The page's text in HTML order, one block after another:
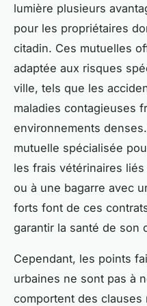
lumière plusieurs
pour les propriétaires
citadin. Ces mutuelles
adaptée aux risques
ville, tels que les
maladies contagieuses
environnements
mutuelle spécialisée
les frais vétérinaires liés
ou à une bagarre avec
forts font de ces
garantir la santé de son
Cependant, les points
urbaines ne sont pas à
comportent des